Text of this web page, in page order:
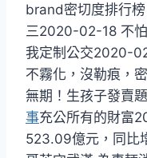
brand密切度排行
三2020-02-18 不怕
我定制公交2020-
不霧化，沒勒痕，
無期！生孩子發賣
事充公所有的財富
523.09億元，同比